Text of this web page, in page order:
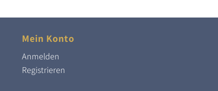
Mein Konto
Anmelden
Registrieren